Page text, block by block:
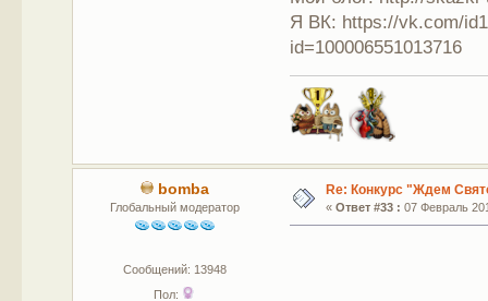
Я ВК: https://vk.com/
id=100006551013716
bomba
Глобальный модератор
Сообщений: 13948
Пол:
Re: Конкурс "Ждем
« Ответ #33 : 07 Февраль